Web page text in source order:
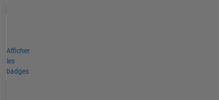
Afficher
les
badges